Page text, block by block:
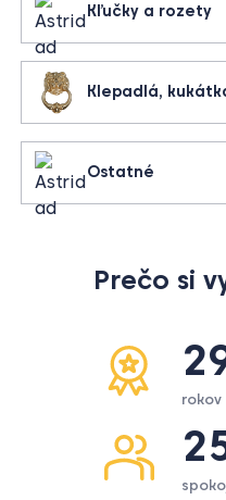
Kľučky a rozety
Klepadlá,
Ostatné
Prečo si
rokov